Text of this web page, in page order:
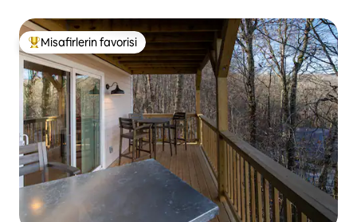
Misafirlerin favorilerinden en beğenilenler arasında
Misafirlerin favorisi